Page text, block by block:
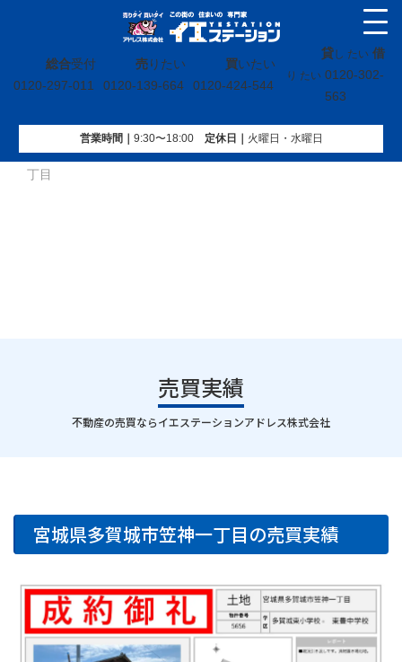
総合受付
0120-297-011
売りたい
0120-139-664
買いたい
0120-424-544
貸し たい 借
り たい 0120-302-
563
営業時間｜ 9:30〜18:00定休⽇｜ 火曜⽇・水曜⽇
イエステーション»売買実績»土地»宮城県多賀城市笠神一
丁目
売買実績
｜
不動産の売買ならイエステーションアドレス株式会社
宮城県多賀城市笠神一丁目の売買実績